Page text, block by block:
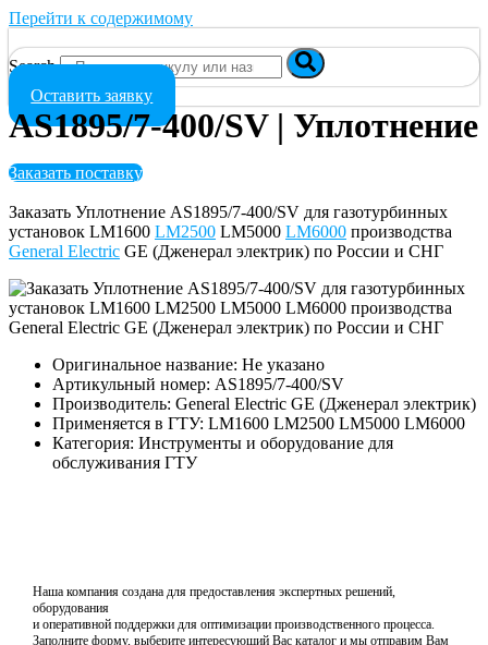
Перейти к содержимому
Search
Оставить заявку
AS1895/7-400/SV | Уплотнение
Заказать поставку
Заказать Уплотнение AS1895/7-400/SV для газотурбинных
установок LM1600 LM2500 LM5000 LM6000 производства
General Electric GE (Дженерал электрик) по России и СНГ
Оригинальное название: Не указано
Артикульный номер: AS1895/7-400/SV
Производитель: General Electric GE (Дженерал электрик)
Применяется в ГТУ: LM1600 LM2500 LM5000 LM6000
Категория: Инструменты и оборудование для
обслуживания ГТУ
Наша компания создана для предоставления экспертных решений,
оборудования
и оперативной поддержки для оптимизации производственного процесса.
Заполните форму, выберите интересующий Вас каталог и мы отправим Вам